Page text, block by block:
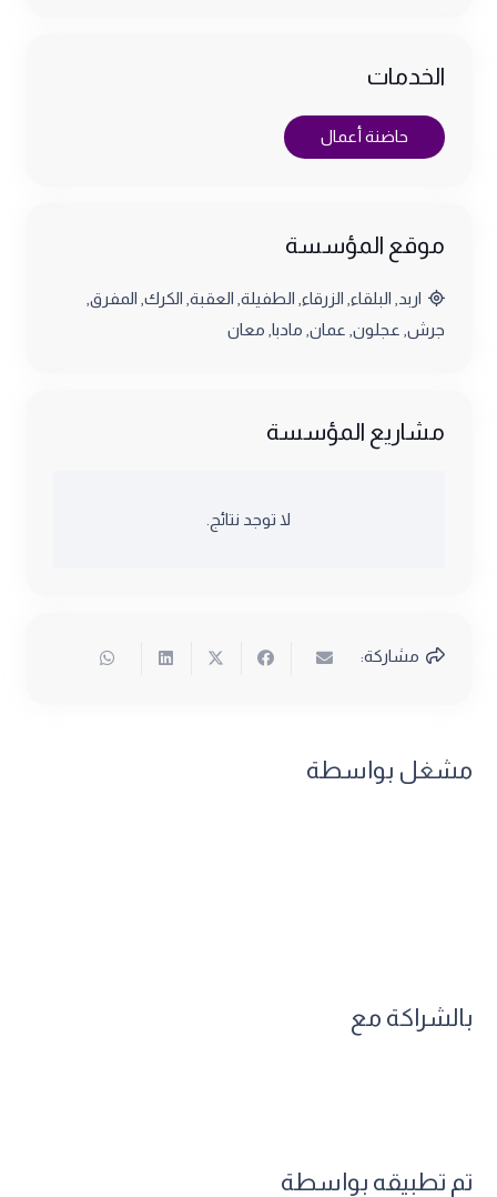
الخدمات
حاضنة أعمال
موقع المؤسسة
اربد البلقاء الزرقاء الطفيلة العقبة الكرك المفرق
جرش عجلون عمان مادبا معان
مشاريع المؤسسة
لا توجد نتائج.
مشاركة:
مشغل بواسطة
بالشراكة مع
تم تطبيقه بواسطة